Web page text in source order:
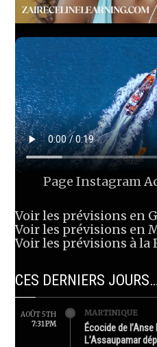
Page Instagram
Voir les prévisions en
Voir les prévisions en
Voir les prévisions à la
CES DERNIERS JOURS…
AOÛT 5TH
7:31 PM
MARTINIQUE
Écocide de
L’Assaupamar